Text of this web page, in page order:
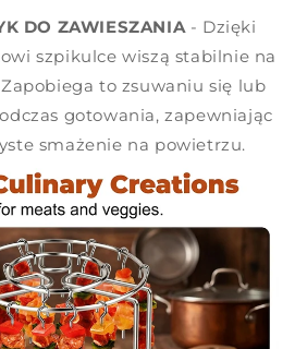
DO ZAWIESZANIA- Dzięki
szpikulce wiszą stabilnie na
to zsuwaniu się lub
gotowania, zapewniając
smażenie na powietrzu.